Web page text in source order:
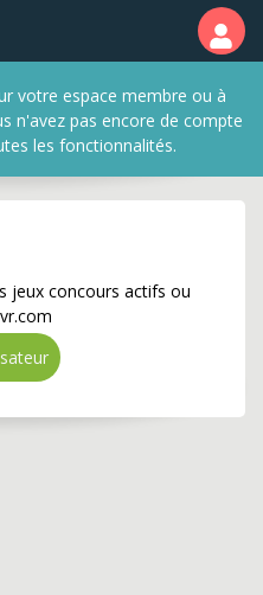
de
votre espace membre ou à
n'avez pas encore de compte
les fonctionnalités.
jeux concours actifs ou